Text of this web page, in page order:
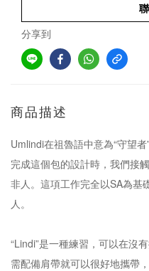
分享到
商品描述
Umlindi在祖魯語中意為“守望者
完成這個包的設計時，我們接
非人。這項工作完全以SA為基
人。
“Lindi”是一種練習，可以在沒
需配備肩帶就可以很好地攜帶